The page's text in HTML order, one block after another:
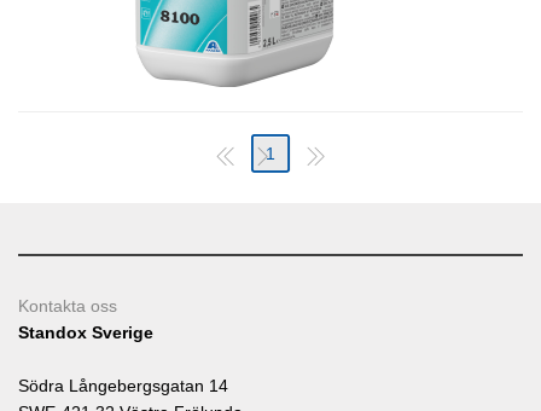
1
Kontakta oss
Standox Sverige
Södra Långebergsgatan 14